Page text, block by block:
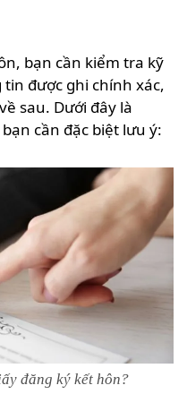
bạn cần kiểm tra kỹ
được ghi chính xác,
sau. Dưới đây là
cần đặc biệt lưu ý:
đăng ký kết hôn?